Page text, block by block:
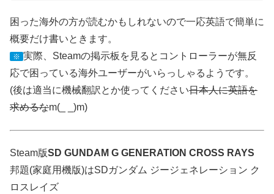
困った海外の方が読むかもしれないので一応英語で簡単に
概要だけ書いときます。
※ 実際、Steamの掲示板を見るとコントローラーが無反
応で困っている海外ユーザーがいらっしゃるようです。
(後は適当に機械翻訳とか使ってください日本人に英語を
求めるなm(_ _)m)
Steam版SD GUNDAM G GENERATION CROSS RAYS
邦題(家庭用機版)はSDガンダム ジージェネレーション ク
ロスレイズ